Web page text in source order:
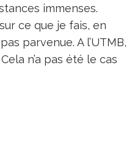
immenses.
ce que je fais, en
parvenue. A l’UTMB,
n’a pas été le cas